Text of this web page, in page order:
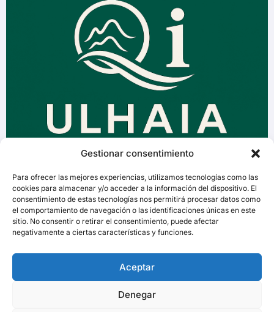
Gestionar consentimiento
Para ofrecer las mejores experiencias, utilizamos tecnologías como las
cookies para almacenar y/o acceder a la información del dispositivo. El
consentimiento de estas tecnologías nos permitirá procesar datos como
el comportamiento de navegación o las identificaciones únicas en este
sitio. No consentir o retirar el consentimiento, puede afectar
negativamente a ciertas características y funciones.
Aceptar
Denegar